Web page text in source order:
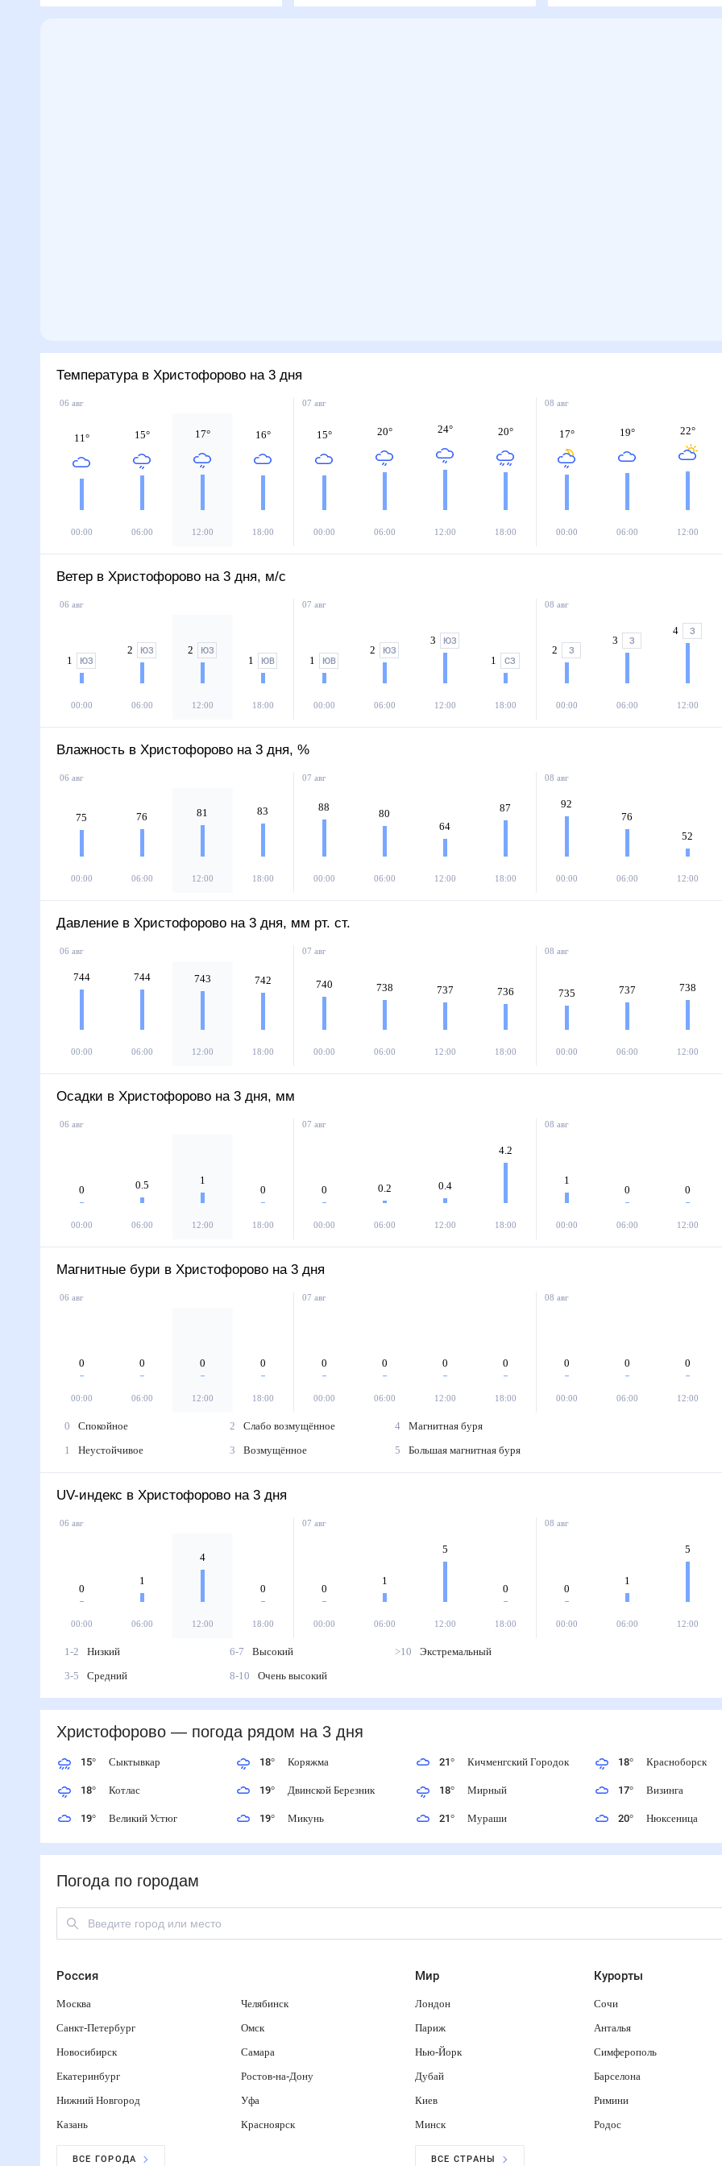
Температура в Христофорово на 3 дня
06 авг
11°
00:00
15°
06:00
17°
12:00
16°
18:00
07 авг
15°
00:00
20°
06:00
24°
12:00
20°
18:00
08 авг
17°
00:00
19°
06:00
22°
12:00
Ветер в Христофорово на 3 дня, м/с
06 авг
1 ЮЗ
00:00
2 ЮЗ
06:00
2 ЮЗ
12:00
1 ЮВ
18:00
07 авг
1 ЮВ
00:00
2 ЮЗ
06:00
3 ЮЗ
12:00
1 СЗ
18:00
08 авг
2 З
00:00
3 З
06:00
4 З
12:00
Влажность в Христофорово на 3 дня, %
06 авг
75
00:00
76
06:00
81
12:00
83
18:00
07 авг
88
00:00
80
06:00
64
12:00
87
18:00
08 авг
92
00:00
76
06:00
52
12:00
Давление в Христофорово на 3 дня, мм рт. ст.
06 авг
744
00:00
744
06:00
743
12:00
742
18:00
07 авг
740
00:00
738
06:00
737
12:00
736
18:00
08 авг
735
00:00
737
06:00
738
12:00
Осадки в Христофорово на 3 дня, мм
06 авг
0
00:00
0.5
06:00
1
12:00
0
18:00
07 авг
0
00:00
0.2
06:00
0.4
12:00
4.2
18:00
08 авг
1
00:00
0
06:00
0
12:00
Магнитные бури в Христофорово на 3 дня
06 авг
0
00:00
0
06:00
0
12:00
0
18:00
07 авг
0
00:00
0
06:00
0
12:00
0
18:00
08 авг
0
00:00
0
06:00
0
12:00
0
Спокойное
1
Неустойчивое
2
Слабо возмущённое
3
Возмущённое
4
Магнитная буря
5
Большая магнитная буря
UV-индекс в Христофорово на 3 дня
06 авг
0
00:00
1
06:00
4
12:00
0
18:00
07 авг
0
00:00
1
06:00
5
12:00
0
18:00
08 авг
0
00:00
1
06:00
5
12:00
1-2
Низкий
3-5
Средний
6-7
Высокий
8-10
Очень высокий
>10 Экстремальный
Христофорово — погода рядом на 3 дня
15° Сыктывкар
18° Котлас
19° Великий Устюг
18° Коряжма
19° Двинской Березник
19° Микунь
21° Кичменгский Городок
18° Мирный
21° Мураши
18° Красноборск
17° Визинга
20° Нюксеница
Погода по городам
Россия
Москва
Санкт-Петербург
Новосибирск
Екатеринбург
Нижний Новгород
Казань
Челябинск
Омск
Самара
Ростов-на-Дону
Уфа
Красноярск
ВСЕ ГОРОДА
Мир
Лондон
Париж
Нью-Йорк
Дубай
Киев
Минск
Курорты
Сочи
Анталья
Симферополь
Барселона
Римини
Родос
ВСЕ СТРАНЫ